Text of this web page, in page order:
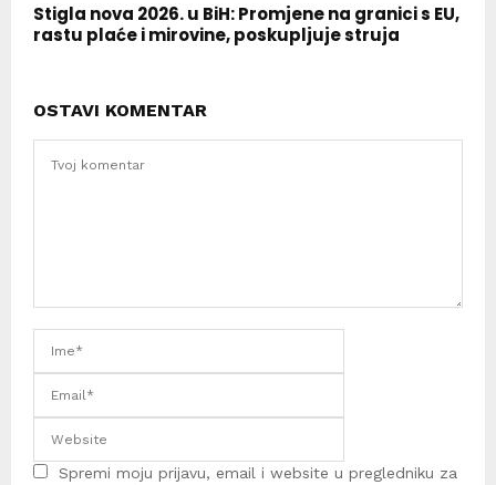
Stigla nova 2026. u BiH: Promjene na granici s EU,
rastu plaće i mirovine, poskupljuje struja
OSTAVI KOMENTAR
Spremi moju prijavu, email i website u pregledniku za